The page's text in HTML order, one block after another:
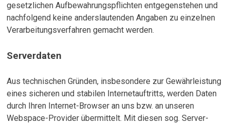
gesetzlichen Aufbewahrungspflichten entgegenstehen und
nachfolgend keine anderslautenden Angaben zu einzelnen
Verarbeitungsverfahren gemacht werden.
Serverdaten
Aus technischen Gründen, insbesondere zur Gewährleistung
eines sicheren und stabilen Internetauftritts, werden Daten
durch Ihren Internet-Browser an uns bzw. an unseren
Webspace-Provider übermittelt. Mit diesen sog. Server-